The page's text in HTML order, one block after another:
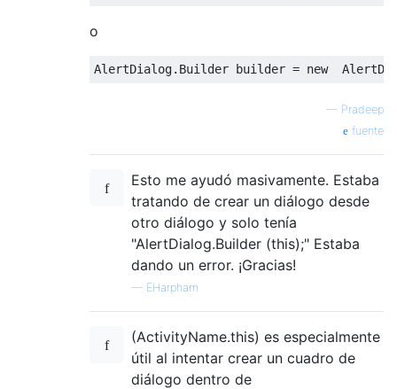
o
AlertDialog. Builder builder = new
— Pradeep
fuente
Esto me ayudó masivamente. Estaba
tratando de crear un diálogo desde
otro diálogo y solo tenía
"AlertDialog.Builder (this);" Estaba
dando un error. ¡Gracias!
— EHarpham
(ActivityName.this) es especialmente
útil al intentar crear un cuadro de
diálogo dentro de